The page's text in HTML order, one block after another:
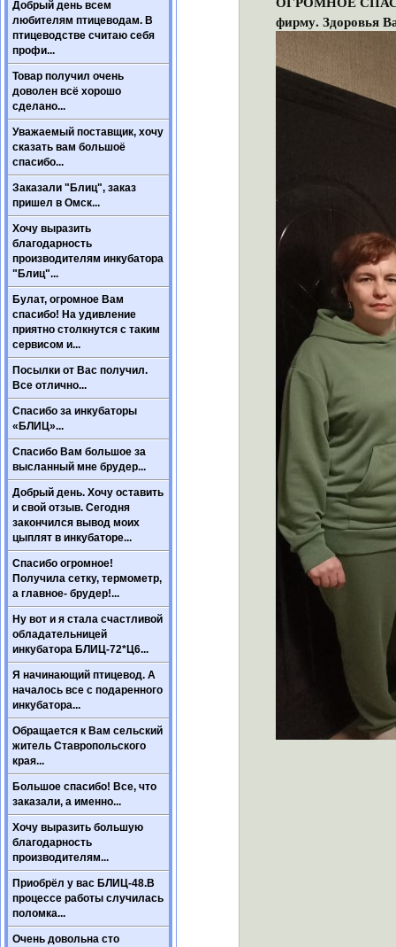
Добрый день всем
любителям птицеводам. В
птицеводстве считаю себя
профи...
Товар получил очень
доволен всё хорошо
сделано...
Уважаемый поставщик, хочу
сказать вам большоё
спасибо...
Заказали "Блиц", заказ
пришел в Омск...
Хочу выразить
благодарность
производителям инкубатора
"Блиц"...
Булат, огромное Вам
спасибо! На удивление
приятно столкнутся с таким
сервисом и...
Посылки от Вас получил.
Все отлично...
Спасибо за инкубаторы
«БЛИЦ»...
Спасибо Вам большое за
высланный мне брудер...
Добрый день. Хочу оставить
и свой отзыв. Сегодня
закончился вывод моих
цыплят в инкубаторе...
Спасибо огромное!
Получила сетку, термометр,
а главное- брудер!...
Ну вот и я стала счастливой
обладательницей
инкубатора БЛИЦ-72*Ц6...
Я начинающий птицевод. А
началось все с подаренного
инкубатора...
Обращается к Вам сельский
житель Ставропольского
края...
Большое спасибо! Все, что
заказали, а именно...
Хочу выразить большую
благодарность
производителям...
Приобрёл у вас БЛИЦ-48.В
процессе работы случилась
поломка...
Очень довольна сто
фирму. Здоровья